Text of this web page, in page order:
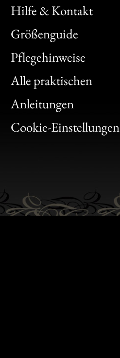
Hilfe & Kontakt
Größenguide
Pflegehinweise
Alle praktischen
Anleitungen
Cookie-Einstellungen